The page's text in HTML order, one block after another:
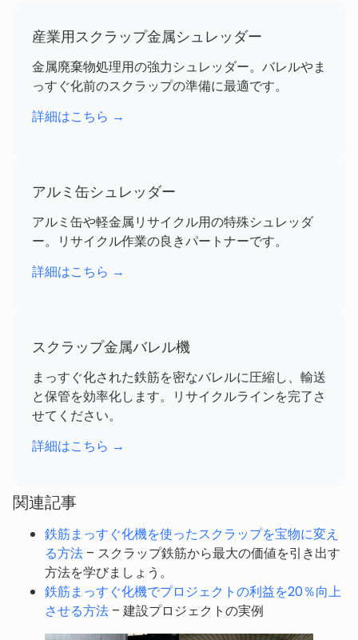
産業用スクラップ金属シュレッダー
金属廃棄物処理用の強力シュレッダー。バレルやま
っすぐ化前のスクラップの準備に最適です。
詳細はこちら →
アルミ缶シュレッダー
アルミ缶や軽金属リサイクル用の特殊シュレッダ
ー。リサイクル作業の良きパートナーです。
詳細はこちら →
スクラップ金属バレル機
まっすぐ化された鉄筋を密なバレルに圧縮し、輸送
と保管を効率化します。リサイクルラインを完了さ
せてください。
詳細はこちら →
関連記事
鉄筋まっすぐ化機を使ったスクラップを宝物に変え
る方法 – スクラップ鉄筋から最大の価値を引き出す
方法を学びましょう。
鉄筋まっすぐ化機でプロジェクトの利益を20％向上
させる方法 – 建設プロジェクトの実例